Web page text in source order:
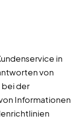
in
von
bei der
Informationen